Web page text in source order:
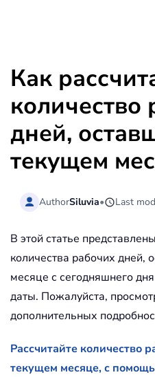
Как
количество
дней,
текущем
AuthorSiluvia• Last
В этой статье
количества рабочих дней,
месяце с сегодняшнего
даты. Пожалуйста,
дополнительных
Рассчитайте количество
текущем месяце, с